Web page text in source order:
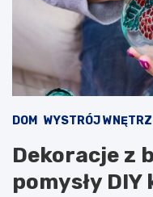
DOM WYSTRÓJ WNĘTRZ
Dekoracje z
pomysły